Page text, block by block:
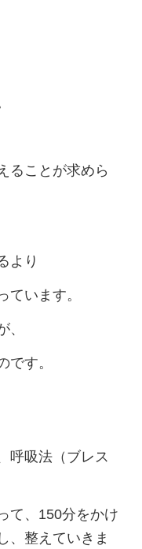
ることが求めら
より
ています。
、
です。
呼吸法（ブレス
て、150分をかけ
、整えていきま